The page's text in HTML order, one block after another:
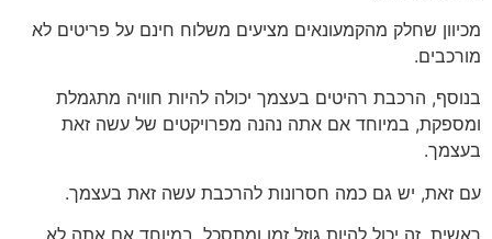
מכיוון שחלק מהקמעונאים מציעים משלוח חינם על פריטים לא
מורכבים.
בנוסף, הרכבת רהיטים בעצמך יכולה להיות חוויה מתגמלת
ומספקת, במיוחד אם אתה נהנה מפרויקטים של עשה זאת
בעצמך.
עם זאת, יש גם כמה חסרונות להרכבת עשה זאת בעצמך.